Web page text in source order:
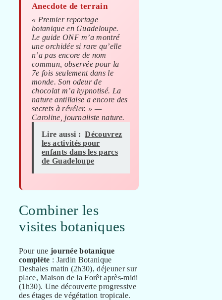
Anecdote de terrain
« Premier reportage
botanique en Guadeloupe.
Le guide ONF m’a montré
une orchidée si rare qu’elle
n’a pas encore de nom
commun, observée pour la
7e fois seulement dans le
monde. Son odeur de
chocolat m’a hypnotisé. La
nature antillaise a encore des
secrets à révéler. » —
Caroline, journaliste nature.
Lire aussi : Découvrez
les activités pour
enfants dans les parcs
de Guadeloupe
Combiner les
visites botaniques
Pour une journée botanique
complète : Jardin Botanique
Deshaies matin (2h30), déjeuner sur
place, Maison de la Forêt après-midi
(1h30). Une découverte progressive
des étages de végétation tropicale.